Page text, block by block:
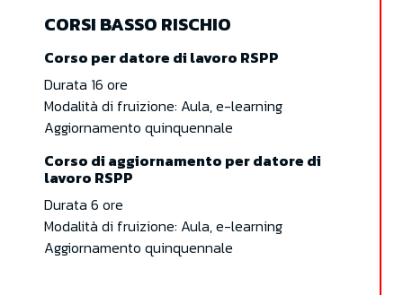
CORSI BASSO RISCHIO
Corso per datore di lavoro RSPP
Durata 16 ore
Modalità di fruizione: Aula, e-learning
Aggiornamento quinquennale
Corso di aggiornamento per datore di
lavoro RSPP
Durata 6 ore
Modalità di fruizione: Aula, e-learning
Aggiornamento quinquennale